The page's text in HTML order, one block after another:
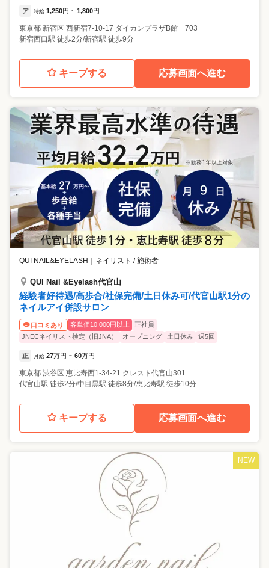
ア 時給 1,250円 ~ 1,800円
東京都 新宿区 西新宿7-10-17 ダイカンプラザB館 703
新宿西口駅 徒歩2分/新宿駅 徒歩9分
キープする 応募画面へ進む
QUI NAIL&EYELASH ネイリスト / 施術者
QUI Nail &Eyelash代官山
経験者好待遇/高歩合/社保完備/土日休み可/代官山駅1分の
ネイルアイ併設サロン
口コミあり 客単価10,000円以上
正社員
JNECネイリスト検定（旧JNA）
オープニング 土日休み 週5回
正 月給 27万円 ~ 60万円
東京都 渋谷区 恵比寿西1-34-21 クレスト代官山301
代官山駅 徒歩2分/中目黒駅 徒歩8分/恵比寿駅 徒歩10分
キープする 応募画面へ進む
NEW